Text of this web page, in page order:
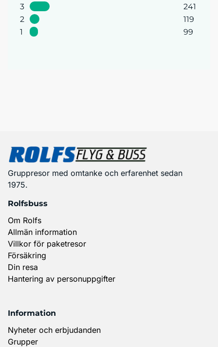
3
241
2
119
1
99
Gruppresor med omtanke och erfarenhet sedan
1975.
Rolfsbuss
Om Rolfs
Allmän information
Villkor för paketresor
Försäkring
Din resa
Hantering av personuppgifter
Information
Nyheter och erbjudanden
Grupper